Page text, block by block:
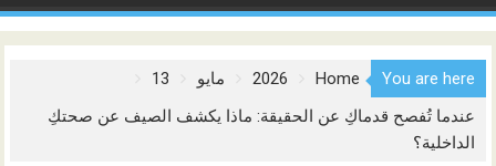
You are here
Home
2026 مايو
13
عندما تُفصح قدماكِ عن الحقيقة: ماذا يكشف الصيف عن صحتكِ
الداخلية؟